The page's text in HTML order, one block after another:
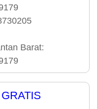
Barat: